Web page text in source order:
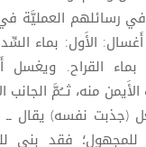
رسائلهم العمليَّة
الأَول: بماء
بماء القراح.
منه، ثــُمَّ الجانب
(جذبت نفسه) يقال ــ
فقد بني